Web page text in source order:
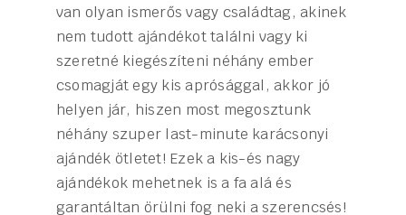
van olyan ismerős vagy családtag, akinek
nem tudott ajándékot találni vagy ki
szeretné kiegészíteni néhány ember
csomagját egy kis aprósággal, akkor jó
helyen jár, hiszen most megosztunk
néhány szuper last-minute karácsonyi
ajándék ötletet! Ezek a kis-és nagy
ajándékok mehetnek is a fa alá és
garantáltan örülni fog neki a szerencsés!